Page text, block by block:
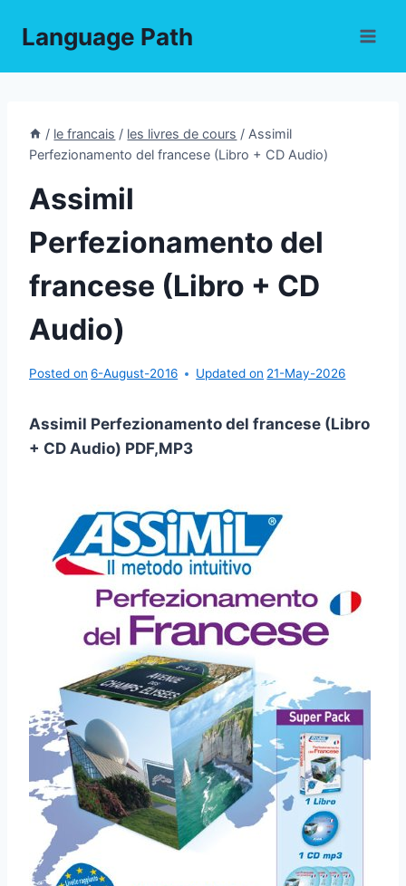
Language Path
/ le francais / les livres de cours / Assimil
Perfezionamento del francese (Libro + CD Audio)
Assimil
Perfezionamento del
francese (Libro + CD
Audio)
Posted on 6-August-2016 Updated on 21-May-2026
Assimil Perfezionamento del francese (Libro
+ CD Audio) PDF,MP3